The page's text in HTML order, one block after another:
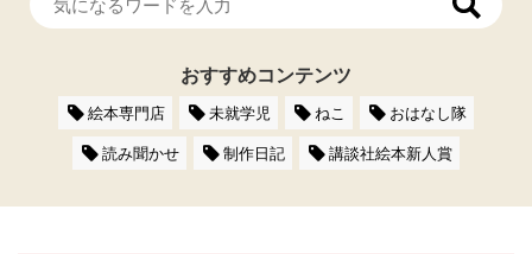
おすすめコンテンツ
絵本専門店 未就学児 ねこ
おはなし隊
読み聞かせ
制作日記 講談社絵本新人賞